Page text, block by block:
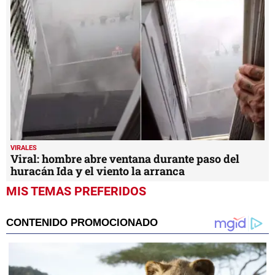
VIRALES
Viral: hombre abre ventana durante paso del
huracán Ida y el viento la arranca
MIS TEMAS PREFERIDOS